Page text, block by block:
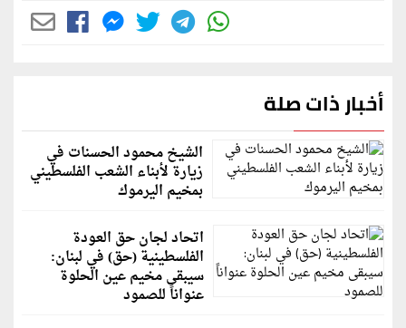
أخبار ذات صلة
الشيخ محمود الحسنات في
زيارة لأبناء الشعب الفلسطيني
بمخيم اليرموك
اتحاد لجان حق العودة
الفلسطينية (حق) في لبنان:
سيبقى مخيم عين الحلوة
عنواناً للصمود